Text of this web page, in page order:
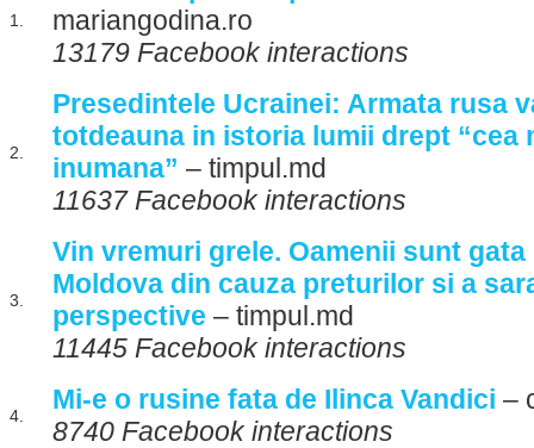
1.
mariangodina.ro
13179 Facebook interactions
2.
Presedintele Ucrainei: Armata rusa
totdeauna in istoria lumii drept “cea
inumana” – timpul.md
11637 Facebook interactions
3.
Vin vremuri grele. Oamenii sunt gata
Moldova din cauza preturilor si a
perspective – timpul.md
11445 Facebook interactions
4.
Mi-e o rusine fata de Ilinca Vandici –
8740 Facebook interactions